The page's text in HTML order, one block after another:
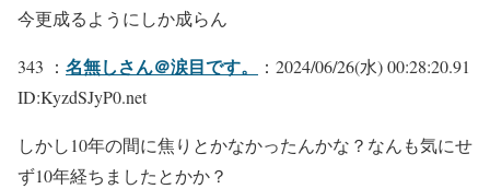
今更成るようにしか成らん
343 ： 名無しさん＠涙目です。
：2024/06/26(水) 00:28:20.91
ID:KyzdSJyP0.net
しかし10年の間に焦りとかなかったんかな？なんも気にせ
ず10年経ちましたとかか？